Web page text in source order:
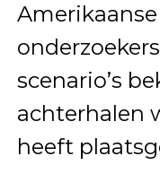
scenario’s
achterhalen
heeft